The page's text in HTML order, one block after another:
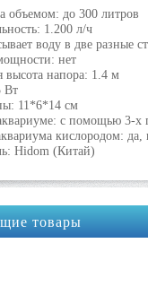
объемом: до 300 литров
1.200 л/ч
воду в две разные
нет
высота напора: 1.4 м
Вт
11*6*14 см
с помощью 3-х
кислородом:
Hidom (Китай)
товары